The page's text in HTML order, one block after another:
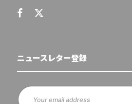
ニュースレター登録